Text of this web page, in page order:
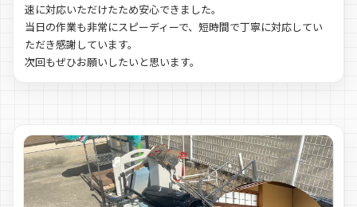
速に対応いただけたため安心できました。
当日の作業も非常にスピーディーで、短時間で丁寧に対応してい
ただき感謝しています。
次回もぜひお願いしたいと思います。